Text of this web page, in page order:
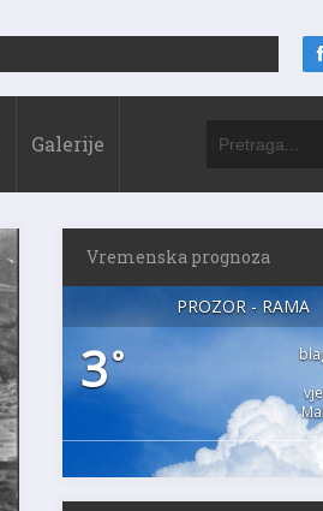
Galerije
Vremenska prognoza
PROZOR - RAMA
3°